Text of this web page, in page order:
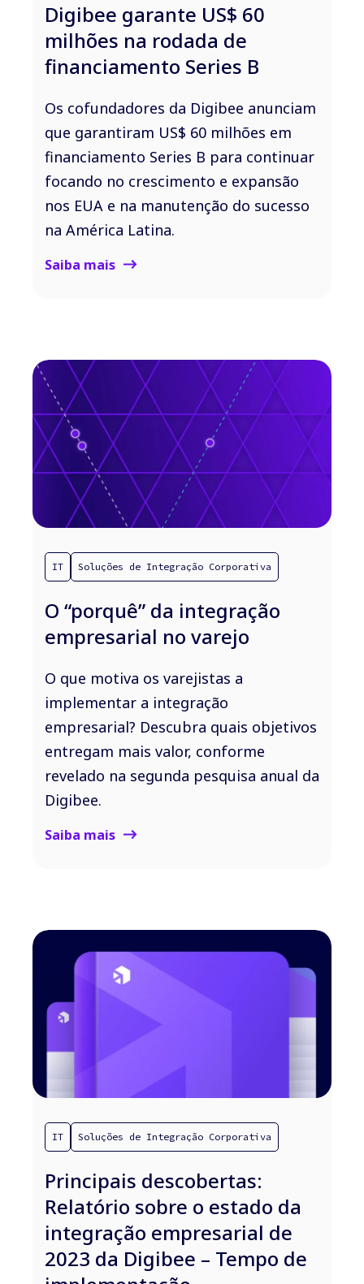
Digibee garante US$ 60
milhões na rodada de
financiamento Series B
Os cofundadores da Digibee anunciam
que garantiram US$ 60 milhões em
financiamento Series B para continuar
focando no crescimento e expansão
nos EUA e na manutenção do sucesso
na América Latina.
Saiba mais
IT Soluções de Integração Corporativa
O “porquê” da integração
empresarial no varejo
O que motiva os varejistas a
implementar a integração
empresarial? Descubra quais objetivos
entregam mais valor, conforme
revelado na segunda pesquisa anual da
Digibee.
Saiba mais
IT Soluções de Integração Corporativa
Principais descobertas:
Relatório sobre o estado da
integração empresarial de
2023 da Digibee – Tempo de